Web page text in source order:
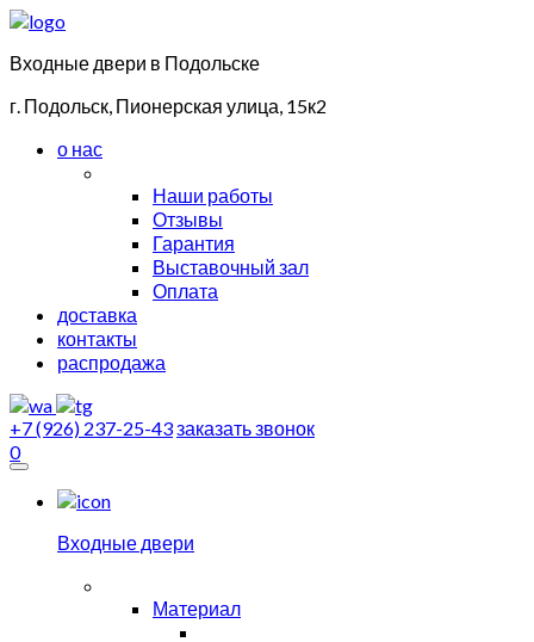
Входные двери в Подольске
г. Подольск, Пионерская улица, 15к2
о нас
Наши работы
Отзывы
Гарантия
Выставочный зал
Оплата
доставка
контакты
распродажа
+7 (926) 237-25-43заказать звонок
0
Входные двери
Материал